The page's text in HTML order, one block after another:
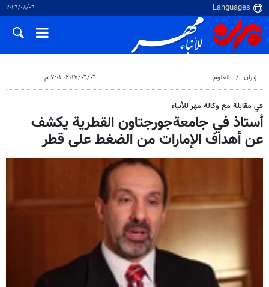
٠٦‏/٠٨‏/٢٠٢٦
إيران العلوم ٠٦‏/٠٦‏/٢٠١٧، ٧:٠١ م
في مقابلة مع وكالة مهر للأنباء
أستاذ في جامعةجورجتاون القطرية يكشف
عن أهداف الإمارات من الضغط على قطر